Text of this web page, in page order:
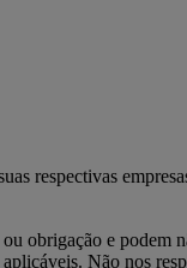
respectivas
obrigação e podem
Não nos